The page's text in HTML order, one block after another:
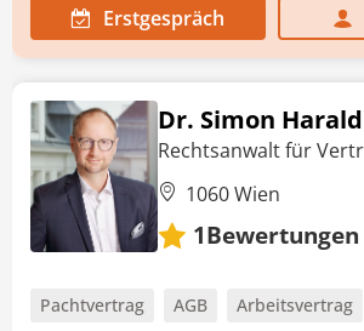
Erstgespräch
Dr. Simon
Rechtsanwalt für
1060 Wien
1Bewertungen
Pachtvertrag AGB
Arbeitsvertrag